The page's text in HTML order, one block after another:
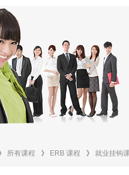
所有课程 》 ERB 课程 》 就业挂钩